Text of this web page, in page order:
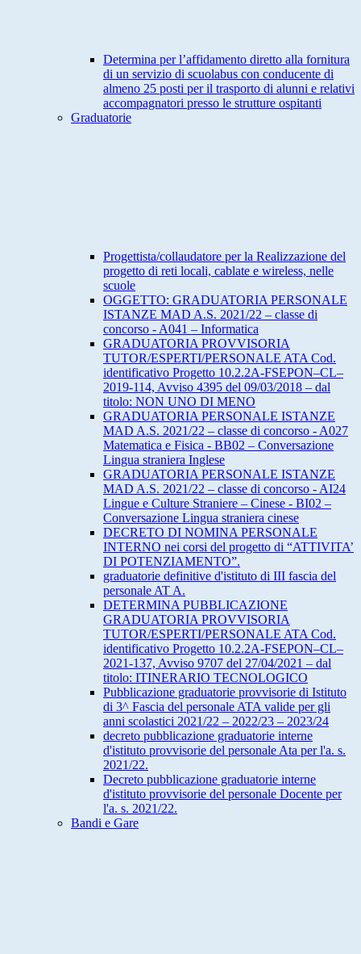
Determina per l’affidamento diretto alla fornitura
di un servizio di scuolabus con conducente di
almeno 25 posti per il trasporto di alunni e relativi
accompagnatori presso le strutture ospitanti
Graduatorie
Progettista/collaudatore per la Realizzazione del
progetto di reti locali, cablate e wireless, nelle
scuole
OGGETTO: GRADUATORIA PERSONALE
ISTANZE MAD A.S. 2021/22 – classe di
concorso - A041 – Informatica
GRADUATORIA PROVVISORIA
TUTOR/ESPERTI/PERSONALE ATA Cod.
identificativo Progetto 10.2.2A-FSEPON–CL–
2019-114, Avviso 4395 del 09/03/2018 – dal
titolo: NON UNO DI MENO
GRADUATORIA PERSONALE ISTANZE
MAD A.S. 2021/22 – classe di concorso - A027
Matematica e Fisica - BB02 – Conversazione
Lingua straniera Inglese
GRADUATORIA PERSONALE ISTANZE
MAD A.S. 2021/22 – classe di concorso - AI24
Lingue e Culture Straniere – Cinese - BI02 –
Conversazione Lingua straniera cinese
DECRETO DI NOMINA PERSONALE
INTERNO nei corsi del progetto di “ATTIVITA’
DI POTENZIAMENTO”.
graduatorie definitive d'istituto di III fascia del
personale AT A.
DETERMINA PUBBLICAZIONE
GRADUATORIA PROVVISORIA
TUTOR/ESPERTI/PERSONALE ATA Cod.
identificativo Progetto 10.2.2A-FSEPON–CL–
2021-137, Avviso 9707 del 27/04/2021 – dal
titolo: ITINERARIO TECNOLOGICO
Pubblicazione graduatorie provvisorie di Istituto
di 3^ Fascia del personale ATA valide per gli
anni scolastici 2021/22 – 2022/23 – 2023/24
decreto pubblicazione graduatorie interne
d'istituto provvisorie del personale Ata per l'a. s.
2021/22.
Decreto pubblicazione graduatorie interne
d'istituto provvisorie del personale Docente per
l'a. s. 2021/22.
Bandi e Gare